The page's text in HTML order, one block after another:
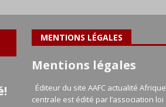
MENTIONS LÉGALES
Mentions légales
Éditeur du site AAFC actualité Afrique
centrale est édité par l’association loi